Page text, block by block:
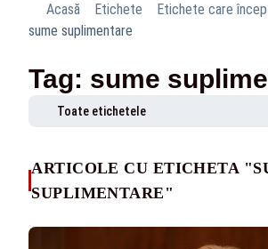
Acasă Etichete
Etichete care
sume suplimentare
Tag: sume
Toate etichetele
ARTICOLE CU ETICHETA
SUPLIMENTARE"